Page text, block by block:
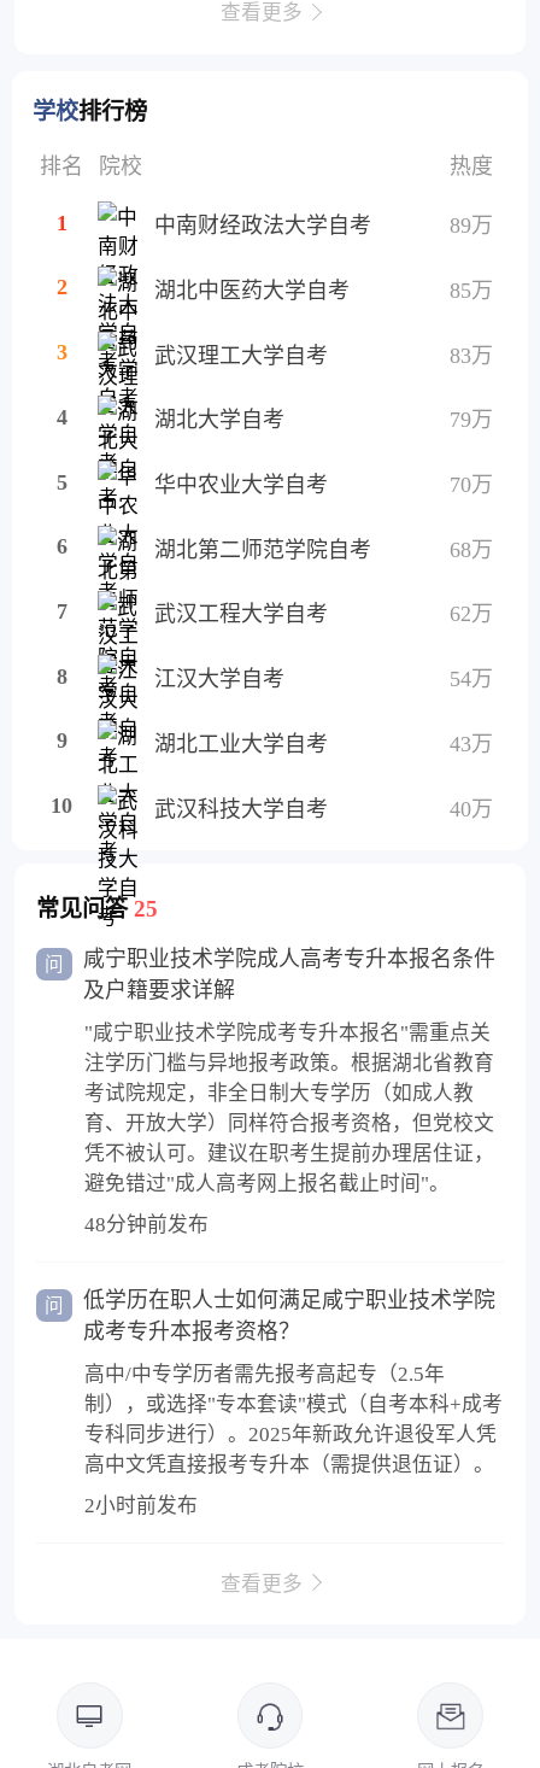
查看更多
学校排行榜
排名 院校 热度
1 中南财经政法大学自考 89万
2 湖北中医药大学自考 85万
3 武汉理工大学自考 83万
4 湖北大学自考 79万
5 华中农业大学自考 70万
6 湖北第二师范学院自考 68万
7 武汉工程大学自考 62万
8 江汉大学自考 54万
9 湖北工业大学自考 43万
10 武汉科技大学自考 40万
常见问答 25
问
咸宁职业技术学院成人高考专升本报名条件
及户籍要求详解
"咸宁职业技术学院成考专升本报名"需重点关
注学历门槛与异地报考政策。根据湖北省教育
考试院规定，非全日制大专学历（如成人教
育、开放大学）同样符合报考资格，但党校文
凭不被认可。建议在职考生提前办理居住证，
避免错过"成人高考网上报名截止时间"。
48分钟前发布
问
低学历在职人士如何满足咸宁职业技术学院
成考专升本报考资格？
高中/中专学历者需先报考高起专（2.5年
制），或选择"专本套读"模式（自考本科+成考
专科同步进行）。2025年新政允许退役军人凭
高中文凭直接报考专升本（需提供退伍证）。
2小时前发布
查看更多